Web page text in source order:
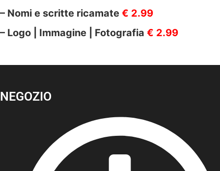
– Nomi e scritte ricamate € 2.99
– Logo | Immagine | Fotografia € 2.99
NEGOZIO